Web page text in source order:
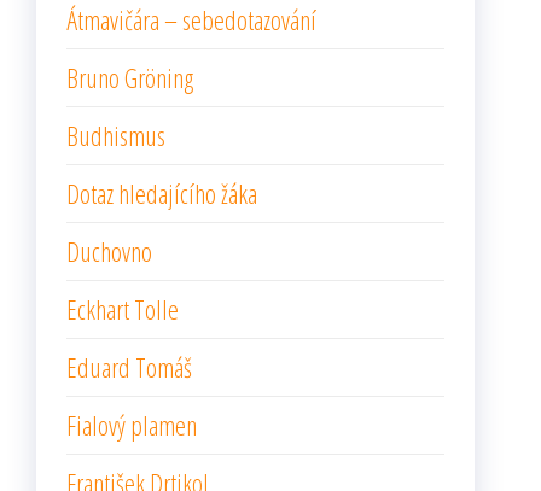
Átmavičára – sebedotazování
Bruno Gröning
Budhismus
Dotaz hledajícího žáka
Duchovno
Eckhart Tolle
Eduard Tomáš
Fialový plamen
František Drtikol